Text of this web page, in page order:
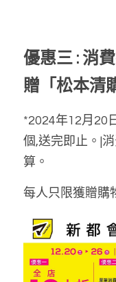
優惠三 : 消
贈「松本清
*2024年12月20
個,送完即止。|
算。
每人只限獲贈購